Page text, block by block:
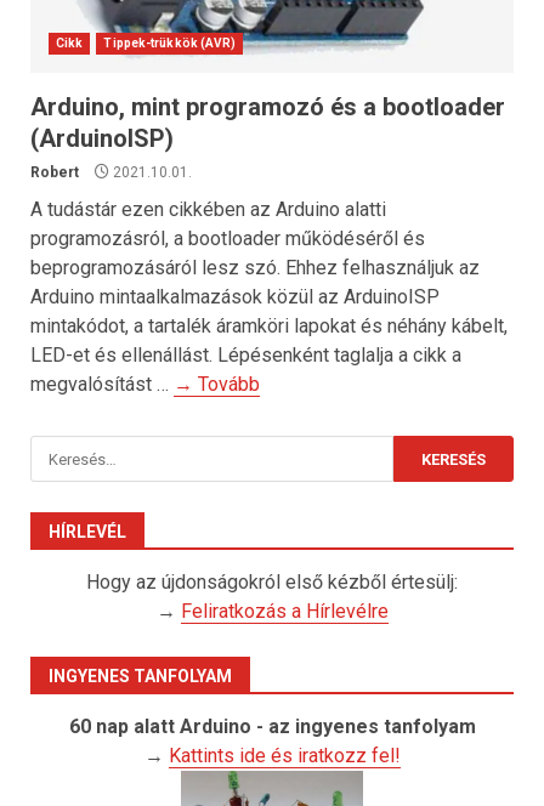
Cikk Tippek-trükkök (AVR)
Arduino, mint programozó és a bootloader
(ArduinoISP)
Robert 2021.10.01.
A tudástár ezen cikkében az Arduino alatti
programozásról, a bootloader működéséről és
beprogramozásáról lesz szó. Ehhez felhasználjuk az
Arduino mintaalkalmazások közül az ArduinoISP
mintakódot, a tartalék áramköri lapokat és néhány kábelt,
LED-et és ellenállást. Lépésenként taglalja a cikk a
megvalósítást … → Tovább
Keresés:
HÍRLEVÉL
Hogy az újdonságokról első kézből értesülj:
→ Feliratkozás a Hírlevélre
INGYENES TANFOLYAM
60 nap alatt Arduino - az ingyenes tanfolyam
→ Kattints ide és iratkozz fel!